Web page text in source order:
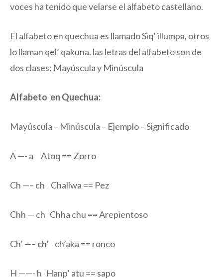
voces ha tenido que velarse el alfabeto castellano.
El alfabeto en quechua es llamado Siq’ illumpa, otros
lo llaman qel’ qakuna. las letras del alfabeto son de
dos clases: Mayúscula y Minúscula
Alfabeto en Quechua:
Mayúscula – Minúscula – Ejemplo – Significado
A —- a Atoq == Zorro
Ch —– ch Challwa == Pez
Chh — ch Chha chu == Arepientoso
Ch’ —– ch’ ch’aka == ronco
H ——- h Hanp’ atu == sapo